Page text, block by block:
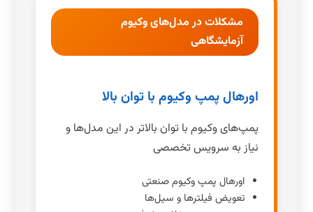
مشکلات در مدل‌های وکیوم
آزمایشگاهی
اورهال پمپ وکیوم با توان بالا
پمپ‌های وکیوم با توان بالاتر در این مدل‌ها و
نیاز به سرویس تخصصی
اورهال پمپ وکیوم صنعتی
تعویض فیلترها و سیل‌ها